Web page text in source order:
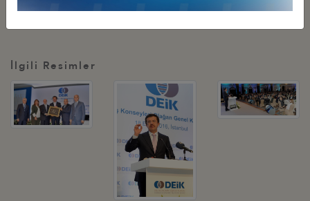
huzurlarınızda Kurum Başkanlarına bu desteklerden ötürü bir kez
İlgili Resimler